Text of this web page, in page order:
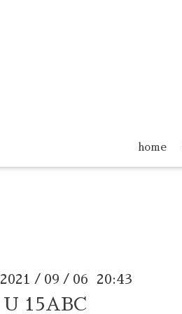
home
2021 / 09 / 06 20:43
U 15ABC